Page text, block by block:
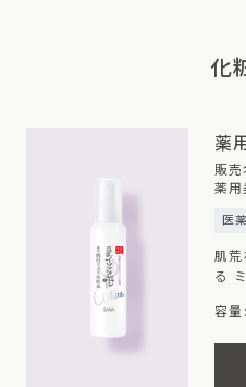
化
薬
販
薬
医
肌
る
容量